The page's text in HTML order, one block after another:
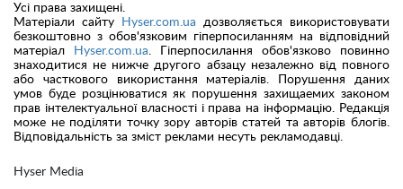
Hyser Media
Усі права захищені.
Матеріали сайту
Hyser.com.ua дозволяється використовувати
безкоштовно з обов'язковим гіперпосиланням на відповідний
матеріал
Hyser.com.ua . Гіперпосилання обов'язково повинно
знаходитися не нижче другого абзацу незалежно від повного
або часткового використання матеріалів. Порушення даних
умов буде розцінюватися як порушення захищаемих законом
прав інтелектуальної власності і права на інформацію. Редакція
може не поділяти точку зору авторів статей та авторів блогів.
Відповідальність за зміст реклами несуть рекламодавці.